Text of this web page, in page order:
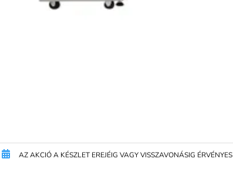
AZ AKCIÓ A KÉSZLET EREJÉIG VAGY VISSZAVONÁSIG ÉRVÉNYES